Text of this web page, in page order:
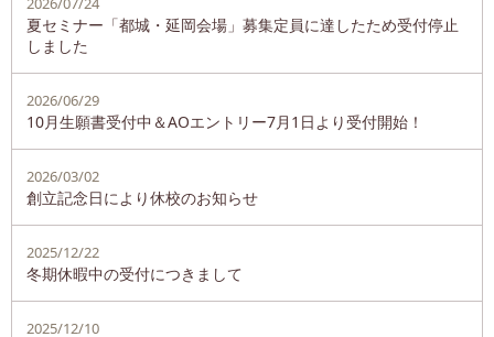
夏セミナー「都城・延岡会場」募集定員に達したため受付停止
しました
2026/06/29
10月生願書受付中＆AOエントリー7月1日より受付開始！
2026/03/02
創立記念日により休校のお知らせ
2025/12/22
冬期休暇中の受付につきまして
2025/12/10